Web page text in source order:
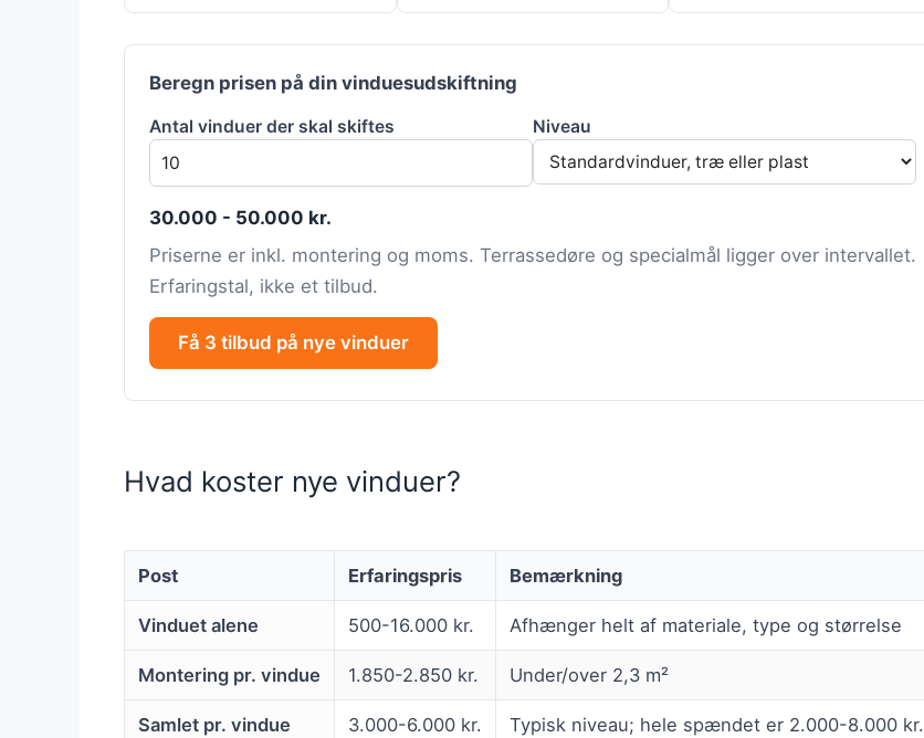
Beregn prisen på din vinduesudskiftning
Antal vinduer der skal skiftes Niveau
30.000 - 50.000 kr.
Priserne er inkl. montering og moms. Terrassedøre og specialmål ligger over intervallet.
Erfaringstal, ikke et tilbud.
Få 3 tilbud på nye vinduer
Hvad koster nye vinduer?
Post Erfaringspris Bemærkning
Vinduet alene 500-16.000 kr. Afhænger helt af materiale, type og størrelse
Montering pr. vindue 1.850-2.850 kr. Under/over 2,3 m²
Samlet pr. vindue 3.000-6.000 kr. Typisk niveau; hele spændet er 2.000-8.000 kr.